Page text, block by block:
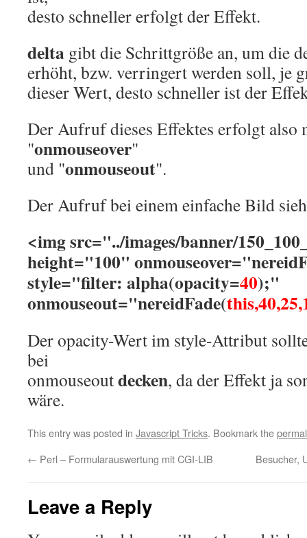
desto schneller erfolgt der Effekt.
delta gibt die Schrittgröße an, um die
erhöht, bzw. verringert werden soll, je
dieser Wert, desto schneller ist der
Der Aufruf dieses Effektes erfolgt also
"onmouseover"
und "onmouseout".
Der Aufruf bei einem einfache Bild
<img src="../images/banner/
height="100"
style="filter: alpha(opacity=40);"
onmouseout="nereidFade(
Der opacity-Wert im style-Attribut
bei
onmouseoutdecken, da der Effekt ja
wäre.
This entry was posted in Javascript Tricks. Bookmark the
← Perl – Formularauswertung mit CGI-LIB Besucher,
Leave a Reply